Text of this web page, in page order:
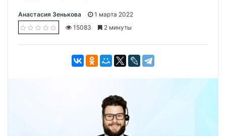
Анастасия Зенькова
1 марта 2022
15083
2 минуты